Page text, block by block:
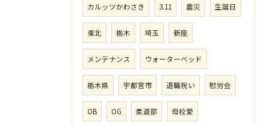
カルッツかわさき 3.11 震災 生誕日
東北 栃木 埼玉 新座
メンテナンス ウォーターベッド
栃木県 宇都宮市 退職祝い 慰労会
OB OG 柔道部 母校愛